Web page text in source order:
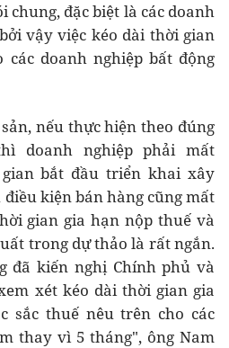
chung, đặc biệt là các doanh
vậy việc kéo dài thời gian
doanh nghiệp bất động
nếu thực hiện theo đúng
doanh nghiệp phải mất
bắt đầu triển khai xây
kiện bán hàng cũng mất
gian gia hạn nộp thuế và
trong dự thảo là rất ngắn.
đã kiến nghị Chính phủ và
xét kéo dài thời gian gia
sắc thuế nêu trên cho các
thay vì 5 tháng", ông Nam